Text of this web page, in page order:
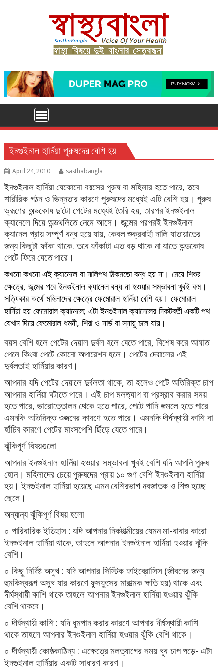
ইনগুইনাল হার্নিয়া পুরুষদের বেশি হয়
April 24, 2010 sasthabangla
ইনগুইনাল হার্নিয়া যেকোনো বয়সের পুরুষ বা মহিলার হতে পারে, তবে
শারীরিক গঠন ও ভিন্নতার কারণে পুরুষদের মধ্যেই এটি বেশি হয়। পুরুষ
ভ্রূণের অন্ডকোষ দু’টো পেটের মধ্যেই তৈরি হয়, তারপর ইনগুইনাল
ক্যানেলে দিয়ে অন্ডথলিতে নেমে আসে। জন্মের পরপরই ইনগুইনাল
ক্যানেল প্রায় সম্পূর্ণ বন্ধ হয়ে যায়, কেবল শুক্রবাহী নালি যাতায়াতের
জন্য কিছুটা ফাঁকা থাকে, তবে ফাঁকাটা এত বড় থাকে না যাতে অন্ডকোষ
পেটে ফিরে যেতে পারে।
কখনো কখনো এই ক্যানেলে বা নালিপথ ঠিকমতো বন্ধ হয় না। মেয়ে শিশুর
ক্ষেত্রে, জন্মের পরে ইনগুইনাল ক্যানেল বন্ধ না হওয়ার সম্ভাবনা খুবই কম।
সত্যিকার অর্থে মহিলাদের ক্ষেত্রে ফেমোরাল হার্নিয়া বেশি হয়। ফেমোরাল
হার্নিয়া হয় ফেমোরাল ক্যানেলে; এটা ইনগুইনাল ক্যানেলের নিকটবর্তী একটি পথ
যেখান দিয়ে ফেমোরাল ধমনী, শিরা ও নার্ভ বা স্নায়ু চলে যায়।
বয়স বেশি হলে পেটের দেয়াল দুর্বল হলে যেতে পারে, বিশেষ করে আঘাত
পেলে কিংবা পেটে কোনো অপারেশন হলে। পেটের দেয়ালের এই
দুর্বলতাই হার্নিয়ার কারণ।
আপনার যদি পেটের দেয়ালে দুর্বলতা থাকে, তা হলেও পেটে অতিরিক্ত চাপ
আপনার হার্নিয়া ঘটাতে পারে। এই চাপ মলত্যাগ বা প্রস্রাব করার সময়
হতে পারে, ভারোত্তোলন থেকে হতে পারে, পেটে পানি জমলে হতে পারে
এমনকি অতিরিক্ত ওজনের কারণে হতে পারে। এমনকি দীর্ঘস্থায়ী কাশি বা
হাঁচির কারণে পেটের মাংসপেশি ছিঁড়ে যেতে পারে।
ঝুঁকিপূর্ণ বিষয়গুলো
আপনার ইনগুইনাল হার্নিয়া হওয়ার সম্ভাবনা খুবই বেশি যদি আপনি পুরুষ
হোন। মহিলাদের চেয়ে পুরুষদের প্রায় ১০ গুণ বেশি ইনগুইনাল হার্নিয়া
হয়। ইনগুইনাল হার্নিয়া হয়েছে এমন বেশিরভাগ নবজাতক ও শিশু হচ্ছে
ছেলে।
অন্যান্য ঝুঁকিপূর্ণ বিষয় হলো
০ পারিবারিক ইতিহাস : যদি আপনার নিকটাত্মীয়ের যেমন মা-বাবার কারো
ইনগুইনাল হার্নিয়া থাকে, তাহলে আপনার ইনগুইনাল হার্নিয়া হওয়ার ঝুঁকি
বেশি।
০ কিছু নির্দিষ্ট অসুখ : যদি আপনার সিস্টিক ফাইব্রোসিস (জীবনের জন্য
হুমকিস্বরূপ অসুখ যার কারণে ফুসফুসের মারাত্মক ক্ষতি হয়) থাকে এবং
দীর্ঘস্থায়ী কাশি থাকে তাহলে আপনার ইনগুইনাল হার্নিয়া হওয়ার ঝুঁকি
বেশি থাকবে।
০ দীর্ঘস্থায়ী কাশি : যদি ধূমপান করার কারণে আপনার দীর্ঘস্থায়ী কাশি
থাকে তাহলে আপনার ইনগুইনাল হার্নিয়া হওয়ার ঝুঁকি বেশি থাকে।
০ দীর্ঘস্থায়ী কোষ্ঠকাঠিন্য : এক্ষেত্রে মলত্যাগের সময় খুব চাপ পড়ে- এটা
ইনগুইনাল হার্নিয়ার একটি সাধারণ কারণ।